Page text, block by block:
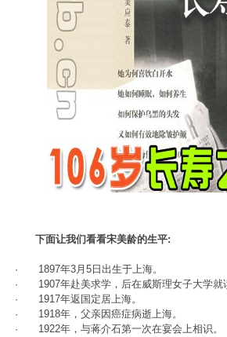
下面让我们看看宋美龄的生平:
· 1897年3月5日出生于上海。
· 1907年赴美求学，后在威斯理女子大学就
· 1917年返国定居上海。
· 1918年，父亲因癌症病逝上海
· 1922年，与蒋介石第一次在宴会上相